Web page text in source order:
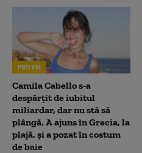
PRO FM
Camila Cabello s-a
despărțit de iubitul
miliardar, dar nu stă să
plângă. A ajuns în Grecia, la
plajă, și a pozat în costum
de baie